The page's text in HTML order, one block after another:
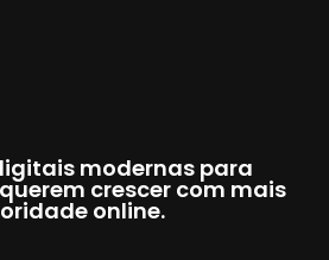
modernas para
crescer com mais
online.